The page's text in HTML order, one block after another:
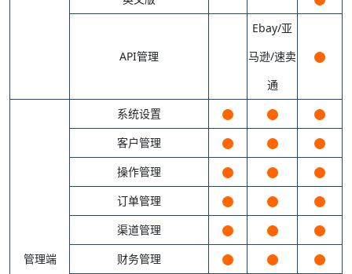
API管理
Ebay/亚
马逊/速卖
通
管理端
系统设置
客户管理
操作管理
订单管理
渠道管理
财务管理